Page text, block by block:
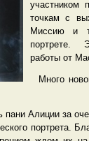
участником
точкам с
Миссию и
портрете.
работы от
Много
Алиции за
портрета.